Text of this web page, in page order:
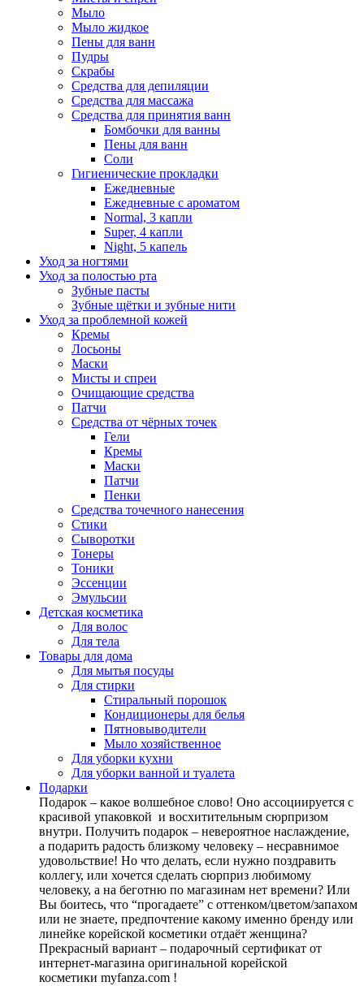
Мыло
Мыло жидкое
Пены для ванн
Пудры
Скрабы
Средства для депиляции
Средства для массажа
Средства для принятия ванн
Бомбочки для ванны
Пены для ванн
Соли
Гигиенические прокладки
Ежедневные
Ежедневные с ароматом
Normal, 3 капли
Super, 4 капли
Night, 5 капель
Уход за ногтями
Уход за полостью рта
Зубные пасты
Зубные щётки и зубные нити
Уход за проблемной кожей
Кремы
Лосьоны
Маски
Мисты и спреи
Очищающие средства
Патчи
Средства от чёрных точек
Гели
Кремы
Маски
Патчи
Пенки
Средства точечного нанесения
Стики
Сыворотки
Тонеры
Тоники
Эссенции
Эмульсии
Детская косметика
Для волос
Для тела
Товары для дома
Для мытья посуды
Для стирки
Стиральный порошок
Кондиционеры для белья
Пятновыводители
Мыло хозяйственное
Для уборки кухни
Для уборки ванной и туалета
Подарки
Подарок – какое волшебное слово! Оно ассоциируется с
красивой упаковкой и восхитительным сюрпризом
внутри. Получить подарок – невероятное наслаждение,
а подарить радость близкому человеку – несравнимое
удовольствие! Но что делать, если нужно поздравить
коллегу, или хочется сделать сюрприз любимому
человеку, а на беготню по магазинам нет времени? Или
Вы боитесь, что “прогадаете” с оттенком/цветом/запахом
или не знаете, предпочтение какому именно бренду или
линейке корейской косметики отдаёт женщина?
Прекрасный вариант – подарочный сертификат от
интернет-магазина оригинальной корейской
косметики myfanza.com !